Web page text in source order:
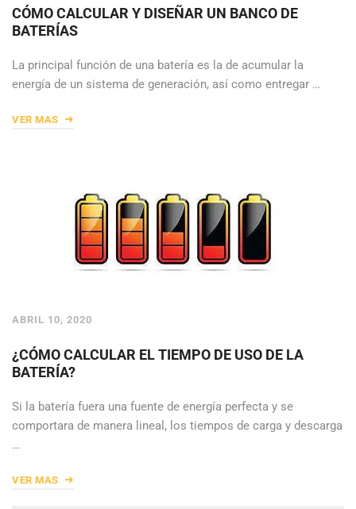
CÓMO CALCULAR Y DISEÑAR UN BANCO DE
BATERÍAS
La principal función de una batería es la de acumular la
energía de un sistema de generación, así como entregar …
VER MAS
ABRIL 10, 2020
¿CÓMO CALCULAR EL TIEMPO DE USO DE LA
BATERÍA?
Si la batería fuera una fuente de energía perfecta y se
comportara de manera lineal, los tiempos de carga y descarga
…
VER MAS